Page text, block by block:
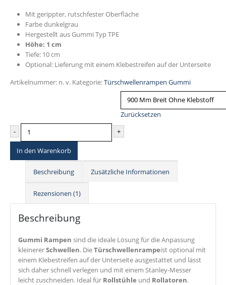
Mit gerippter, rutschfester Oberfläche
Farbe dunkelgrau
Hergestellt aus Gummi Typ TPE
Höhe: 1 cm
Tiefe: 10 cm
Optional: Lieferung mit einem Klebestreifen auf der Unterseite
Artikelnummer: n. v. Kategorie:Türschwellenrampen Gummi
Zurücksetzen
-
+
In den Warenkorb
Beschreibung Zusätzliche Informationen
Rezensionen (1)
Beschreibung
Gummi Rampen sind die ideale Lösung für die Anpassung
kleinererSchwellen. DieTürschwellenrampeist optional mit
einem Klebestreifen auf der Unterseite ausgestattet und lässt
sich daher schnell verlegen und mit einem Stanley-Messer
leicht zuschneiden. Ideal für Rollstühle und Rollatoren.